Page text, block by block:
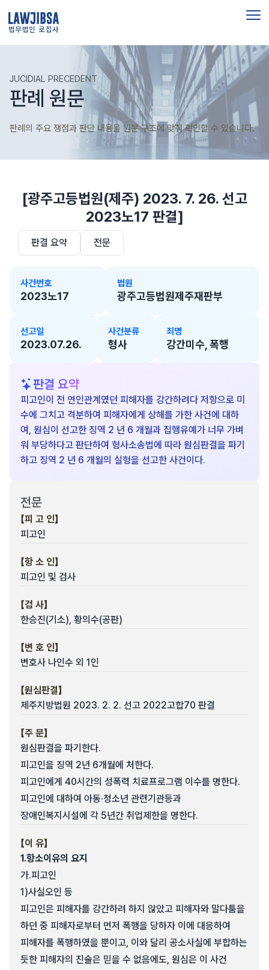
법무법인 로집사
JUCIDIAL PRECEDENT
판례 원문
판례의 주요 쟁점과 판단 내용을 원문 구조에 맞춰 확인할 수 있습니다.
[광주고등법원(제주) 2023. 7. 26. 선고
2023노17 판결]
판결 요약 전문
사건번호
2023노17
법원
광주고등법원제주재판부
선고일
2023.07.26.
사건분류
형사
죄명
강간미수, 폭행
판결 요약
피고인이 전 연인관계였던 피해자를 강간하려다 저항으로 미
수에 그치고 격분하여 피해자에게 상해를 가한 사건에 대하
여, 원심이 선고한 징역 2 년 6 개월과 집행유예가 너무 가벼
워 부당하다고 판단하여 형사소송법에 따라 원심판결을 파기
하고 징역 2 년 6 개월의 실형을 선고한 사건이다.
전문
【피 고 인】
피고인
【항 소 인】
피고인 및 검사
【검 사】
한승진(기소), 황의수(공판)
【변 호 인】
변호사 나인수 외 1인
【원심판결】
제주지방법원 2023. 2. 2. 선고 2022고합70 판결
【주 문】
원심판결을 파기한다.
피고인을 징역 2년 6개월에 처한다.
피고인에게 40시간의 성폭력 치료프로그램 이수를 명한다.
피고인에 대하여 아동·청소년 관련기관등과
장애인복지시설에 각 5년간 취업제한을 명한다.
【이 유】
1.항소이유의 요지
가.피고인
1)사실오인 등
피고인은 피해자를 강간하려 하지 않았고 피해자와 말다툼을
하던 중 피해자로부터 먼저 폭행을 당하자 이에 대응하여
피해자를 폭행하였을 뿐이고, 이와 달리 공소사실에 부합하는
듯한 피해자의 진술은 믿을 수 없음에도, 원심은 이 사건